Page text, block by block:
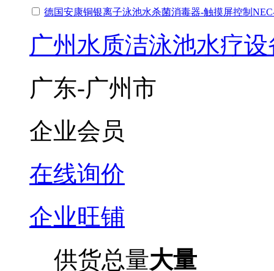
德国安康铜银离子泳池水杀菌消毒器-触摸屏控制
广州水质洁泳池水疗
广东-广州市
企业会员
在线询价
企业旺铺
供货总量大量